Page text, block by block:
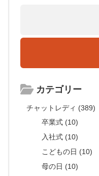
カテゴリー
チャットレディ (389)
卒業式 (10)
入社式 (10)
こどもの日 (10)
母の日 (10)